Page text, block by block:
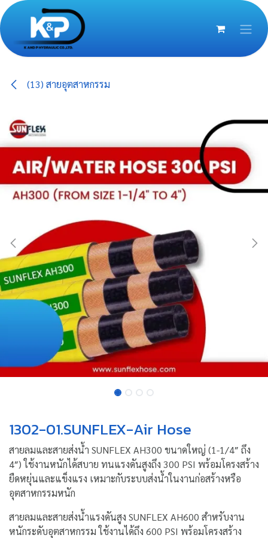
Skip to Content
(13) สายอุตสาหกรรม
1302-01.SUNFLEX-Air Hose
สายลมและสายส่งน้ำ SUNFLEX AH300 ขนาดใหญ่ (1-1/4″ ถึง
4″) ใช้งานหนักได้สบาย ทนแรงดันสูงถึง 300 PSI พร้อมโครงสร้าง
ยืดหยุ่นและแข็งแรง เหมาะกับระบบส่งน้ำในงานก่อสร้างหรือ
อุตสาหกรรมหนัก
สายลมและสายส่งน้ำแรงดันสูง SUNFLEX AH600 สำหรับงาน
หนักระดับอุตสาหกรรม ใช้งานได้ถึง 600 PSI พร้อมโครงสร้าง